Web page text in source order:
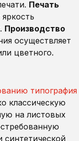
Печать
Производство
осуществляет
цветного.
типография
классическую
на листовых
синтетической